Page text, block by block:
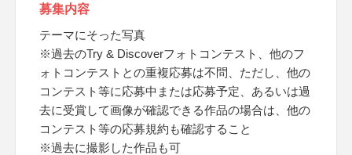
募集内容
テーマにそった写真
※過去のTry & Discoverフォトコンテスト、他のフ
ォトコンテストとの重複応募は不問、ただし、他の
コンテスト等に応募中または応募予定、あるいは過
去に受賞して画像が確認できる作品の場合は、他の
コンテスト等の応募規約も確認すること
※過去に撮影した作品も可